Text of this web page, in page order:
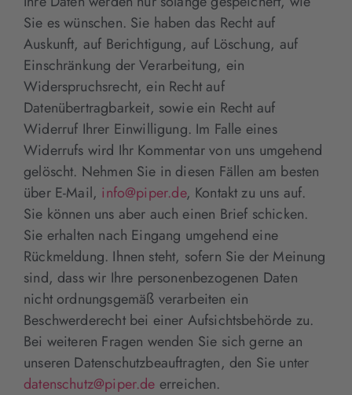
Sie es wünschen. Sie haben das Recht auf
Auskunft, auf Berichtigung, auf Löschung, auf
Einschränkung der Verarbeitung, ein
Widerspruchsrecht, ein Recht auf
Datenübertragbarkeit, sowie ein Recht auf
Widerruf Ihrer Einwilligung. Im Falle eines
Widerrufs wird Ihr Kommentar von uns umgehend
gelöscht. Nehmen Sie in diesen Fällen am besten
über E-Mail, info@piper.de, Kontakt zu uns auf.
Sie können uns aber auch einen Brief schicken.
Sie erhalten nach Eingang umgehend eine
Rückmeldung. Ihnen steht, sofern Sie der Meinung
sind, dass wir Ihre personenbezogenen Daten
nicht ordnungsgemäß verarbeiten ein
Beschwerderecht bei einer Aufsichtsbehörde zu.
Bei weiteren Fragen wenden Sie sich gerne an
unseren Datenschutzbeauftragten, den Sie unter
datenschutz@piper.de erreichen.